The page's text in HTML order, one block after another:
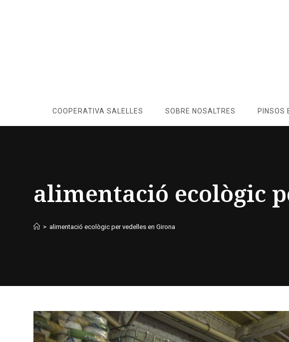
COOPERATIVA SALELLES SOBRE NOSALTRES PINSOS
alimentació ecològic
> alimentació ecològic per vedelles en Girona